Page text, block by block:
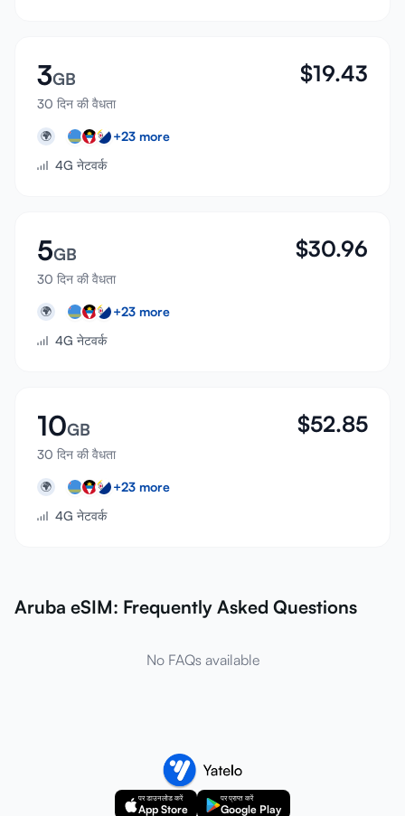
3GB
30 दिन की वैधता
$19.43
🌍 +23 more
4G नेटवर्क
5GB
30 दिन की वैधता
$30.96
🌍 +23 more
4G नेटवर्क
10GB
30 दिन की वैधता
$52.85
🌍 +23 more
4G नेटवर्क
Aruba eSIM: Frequently Asked Questions
No FAQs available
पर डाउनलोड करें
App Store
पर प्राप्त करें
Google Play